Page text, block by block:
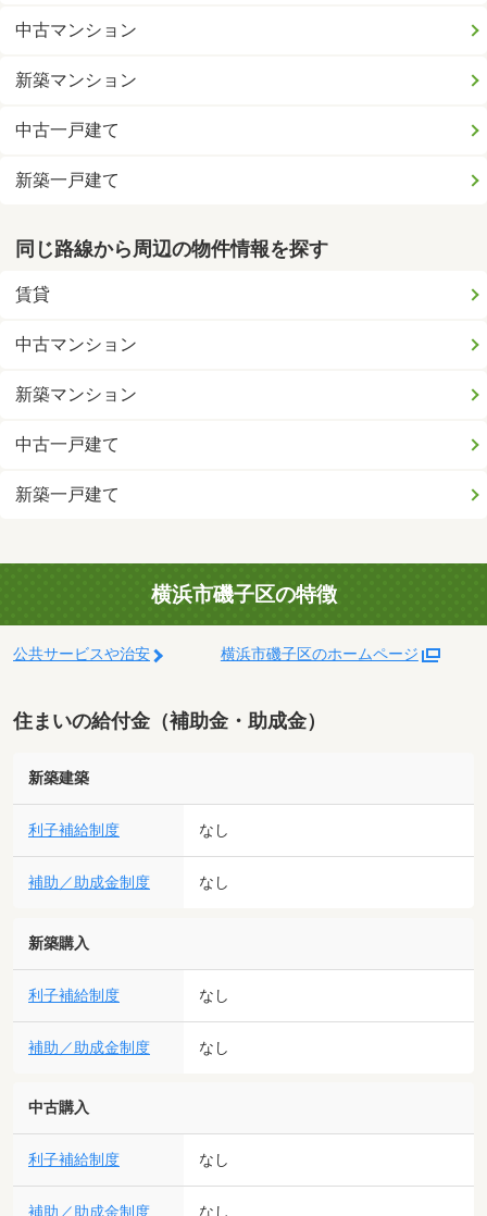
中古マンション
新築マンション
中古一戸建て
新築一戸建て
同じ路線から周辺の物件情報を探す
賃貸
中古マンション
新築マンション
中古一戸建て
新築一戸建て
横浜市磯子区の特徴
公共サービスや治安 横浜市磯子区のホームページ
住まいの給付金（補助金・助成金）
新築建築
利子補給制度 なし
補助／助成金制度 なし
新築購入
利子補給制度 なし
補助／助成金制度 なし
中古購入
利子補給制度 なし
補助／助成金制度 なし